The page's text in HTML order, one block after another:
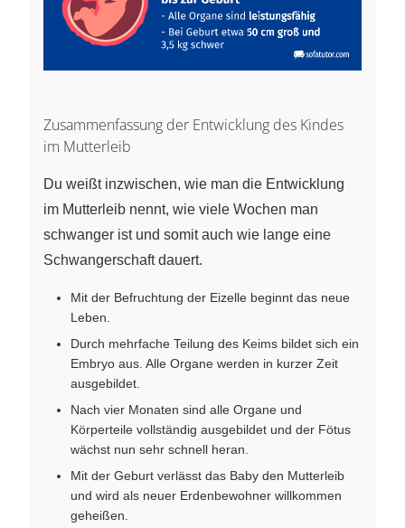
Zusammenfassung der Entwicklung des Kindes
im Mutterleib
Du weißt inzwischen, wie man die Entwicklung
im Mutterleib nennt, wie viele Wochen man
schwanger ist und somit auch wie lange eine
Schwangerschaft dauert.
Mit der Befruchtung der Eizelle beginnt das neue
Leben.
Durch mehrfache Teilung des Keims bildet sich ein
Embryo aus. Alle Organe werden in kurzer Zeit
ausgebildet.
Nach vier Monaten sind alle Organe und
Körperteile vollständig ausgebildet und der Fötus
wächst nun sehr schnell heran.
Mit der Geburt verlässt das Baby den Mutterleib
und wird als neuer Erdenbewohner willkommen
geheißen.